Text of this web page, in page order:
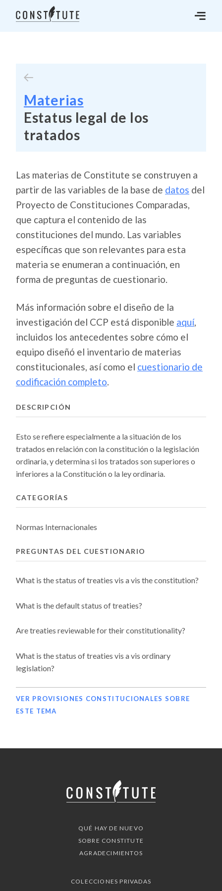
Materias
Estatus legal de los
tratados
Las materias de Constitute se construyen a
partir de las variables de la base de datos del
Proyecto de Constituciones Comparadas,
que captura el contenido de las
constituciones del mundo. Las variables
específicas que son relevantes para esta
materia se enumeran a continuación, en
forma de preguntas de cuestionario.
Más información sobre el diseño de la
investigación del CCP está disponible aquí,
incluidos los antecedentes sobre cómo el
equipo diseñó el inventario de materias
constitucionales, así como el cuestionario de
codificación completo
DESCRIPCIÓN
Esto se refiere especialmente a la situación de los
tratados en relación con la constitución o la legislación
ordinaria, y determina si los tratados son superiores o
inferiores a la Constitución o la ley ordinaria.
CATEGORÍAS
Normas Internacionales
PREGUNTAS DEL CUESTIONARIO
What is the status of treaties vis a vis the constitution?
What is the default status of treaties?
Are treaties reviewable for their constitutionality?
What is the status of treaties vis a vis ordinary
legislation?
VER PROVISIONES CONSTITUCIONALES SOBRE
ESTE TEMA
QUÉ HAY DE NUEVO
SOBRE CONSTITUTE
AGRADECIMIENTOS
COLECCIONES PRIVADAS